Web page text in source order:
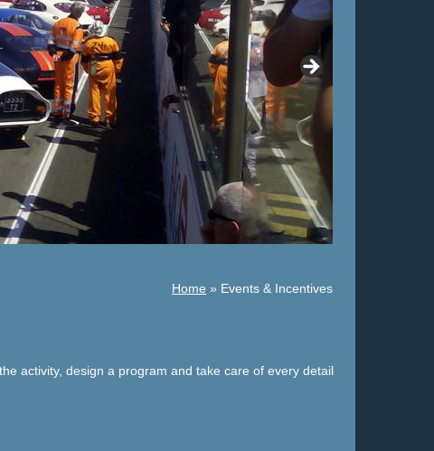
Home » Events & Incentives
activity, design a program and take care of every detail